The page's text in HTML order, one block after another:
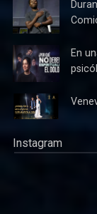
En
Instagram